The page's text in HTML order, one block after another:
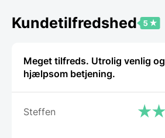
Kundetilfredshed
Meget tilfreds. Utrolig venlig og
hjælpsom betjening.
Steffen